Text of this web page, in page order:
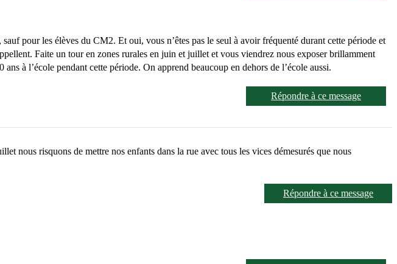
pour les élèves du CM2. Et oui, vous n’êtes pas le seul à avoir fréquenté durant cette période et
Faite un tour en zones rurales en juin et juillet et vous viendrez nous exposer brillamment
à l’école pendant cette période. On apprend beaucoup en dehors de l’école aussi.
Répondre à ce message
nous risquons de mettre nos enfants dans la rue avec tous les vices démesurés que nous
Répondre à ce message